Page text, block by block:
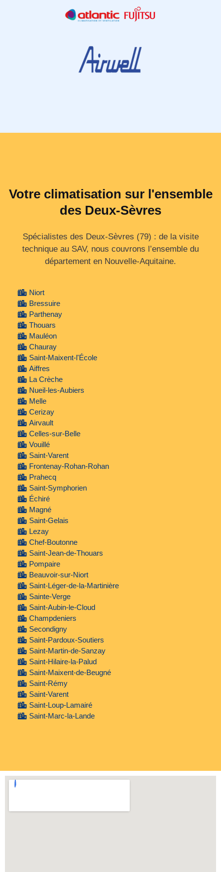
Votre climatisation sur l'ensemble
des Deux-Sèvres
Spécialistes des Deux‑Sèvres (79) : de la visite
technique au SAV, nous couvrons l’ensemble du
département en Nouvelle‑Aquitaine.
Niort
Bressuire
Parthenay
Thouars
Mauléon
Chauray
Saint-Maixent-l'École
Aiffres
La Crèche
Nueil-les-Aubiers
Melle
Cerizay
Airvault
Celles-sur-Belle
Vouillé
Saint-Varent
Frontenay-Rohan-Rohan
Prahecq
Saint-Symphorien
Échiré
Magné
Saint-Gelais
Lezay
Chef-Boutonne
Saint-Jean-de-Thouars
Pompaire
Beauvoir-sur-Niort
Saint-Léger-de-la-Martinière
Sainte-Verge
Saint-Aubin-le-Cloud
Champdeniers
Secondigny
Saint-Pardoux-Soutiers
Saint-Martin-de-Sanzay
Saint-Hilaire-la-Palud
Saint-Maixent-de-Beugné
Saint-Rémy
Saint-Varent
Saint-Loup-Lamairé
Saint-Marc-la-Lande